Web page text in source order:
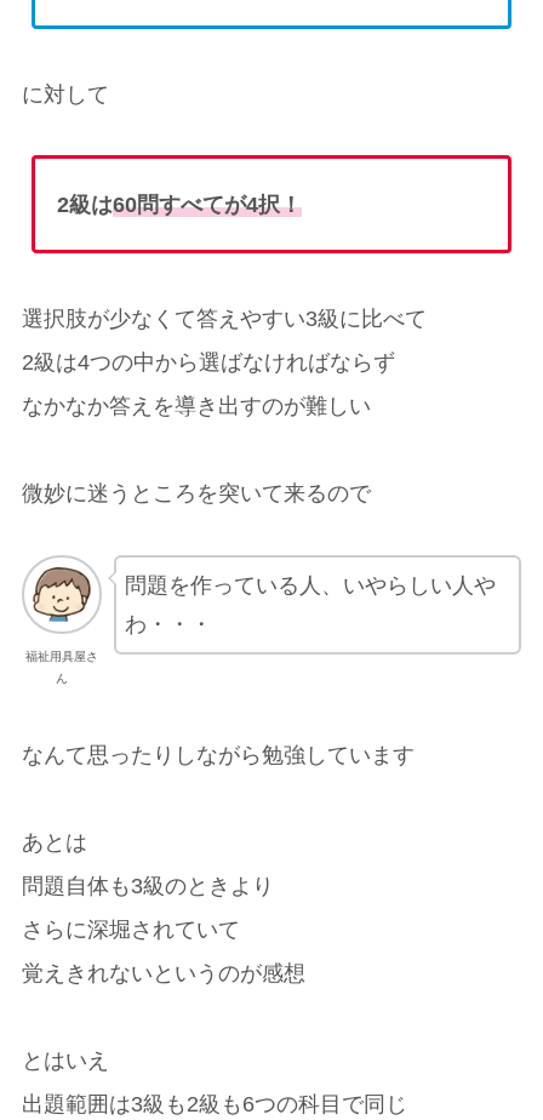
に対して
2級は60問すべてが4択！
選択肢が少なくて答えやすい3級に比べて
2級は4つの中から選ばなければならず
なかなか答えを導き出すのが難しい
微妙に迷うところを突いて来るので
福祉用具屋さ
ん
問題を作っている人、いやらしい人や
わ・・・
なんて思ったりしながら勉強しています
あとは
問題自体も3級のときより
さらに深堀されていて
覚えきれないというのが感想
とはいえ
出題範囲は3級も2級も6つの科目で同じ